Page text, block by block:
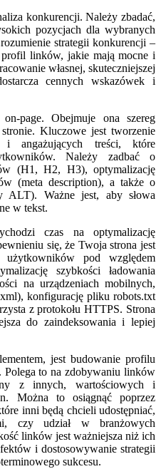
konkurencji. Należy zbadać,
pozycjach dla wybranych
strategii konkurencji –
linków, jakie mają mocne i
własnej, skuteczniejszej
cennych wskazówek i
page. Obejmuje ona szereg
Kluczowe jest tworzenie
angażujących treści, które
Należy zadbać o
(H1, H2, H3), optymalizację
(meta description), a także o
ALT). Ważne jest, aby słowa
w tekst.
czas na optymalizację
się, że Twoja strona jest
pod względem
szybkości ładowania
na urządzeniach mobilnych,
konfigurację pliku robots.txt
z protokołu HTTPS. Strona
do zaindeksowania i lepiej
jest budowanie profilu
to na zdobywaniu linków
z innych, wartościowych i
Można to osiągnąć poprzez
inni będą chcieli udostępniać,
czy udział w branżowych
linków jest ważniejsza niż ich
i dostosowywanie strategii
sukcesu.